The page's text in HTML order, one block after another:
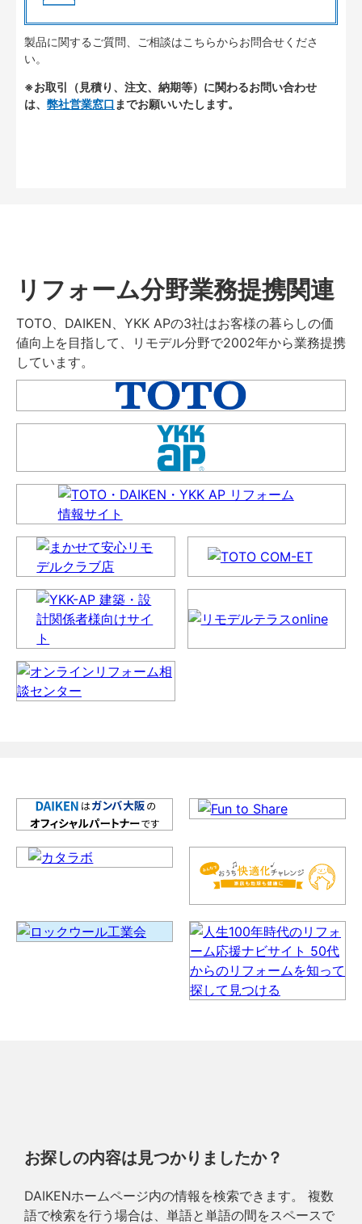
製品に関するご質問、ご相談はこちらからお問合せくださ
い。
※お取引（見積り、注文、納期等）に関わるお問い合わせ
は、 弊社営業窓口 までお願いいたします。
リフォーム分野業務提携関連
TOTO、DAIKEN、YKK APの3社はお客様の暮らしの価
値向上を目指して、リモデル分野で2002年から業務提携
しています。
お探しの内容は見つかりましたか？
DAIKENホームページ内の情報を検索できます。 複数
語で検索を行う場合は、単語と単語の間をスペースで